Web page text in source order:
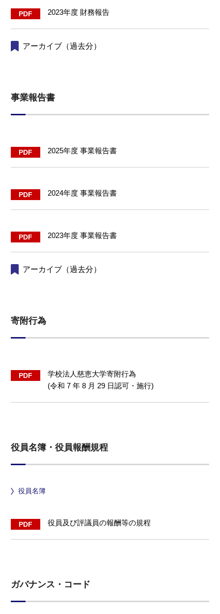
2023年度 財務報告
アーカイブ（過去分）
事業報告書
2025年度 事業報告書
2024年度 事業報告書
2023年度 事業報告書
アーカイブ（過去分）
寄附行為
学校法人慈恵大学寄附行為
(令和 7 年 8 月 29 日認可・施行)
役員名簿・役員報酬規程
役員名簿
役員及び評議員の報酬等の規程
ガバナンス・コード